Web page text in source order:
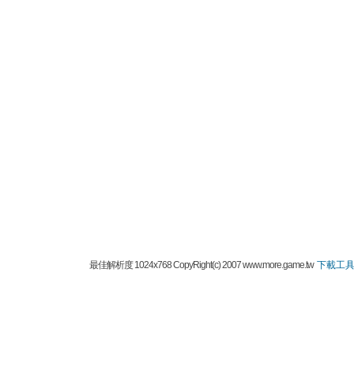
最佳解析度 1024x768 CopyRight(c) 2007 www.more.game.tw下載工